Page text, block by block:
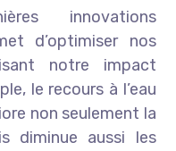
innovations
d’optimiser nos
notre impact
le recours à l’eau
non seulement la
diminue aussi les